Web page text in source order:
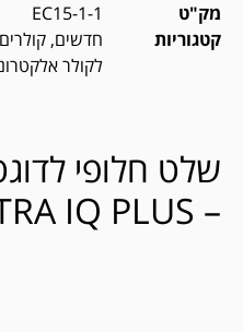
מק"ט
EC15-1-1
קטגוריות
חדשים,
לקולר
שלט חלופי
– DOGTRA IQ PLUS